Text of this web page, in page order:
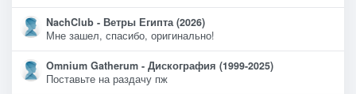
NachClub - Ветры Египта (2026)
Мне зашел, спасибо, оригинально!
Omnium Gatherum - Дискография (1999-2025)
Поставьте на раздачу пж